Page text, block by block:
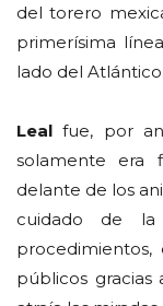
del torero
primerísima
lado del Atlántico.
Lealfue, por
solamente era
delante de los
cuidado de
públicos gracias